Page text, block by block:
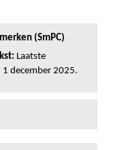
(SmPC)
Laatste
december 2025.